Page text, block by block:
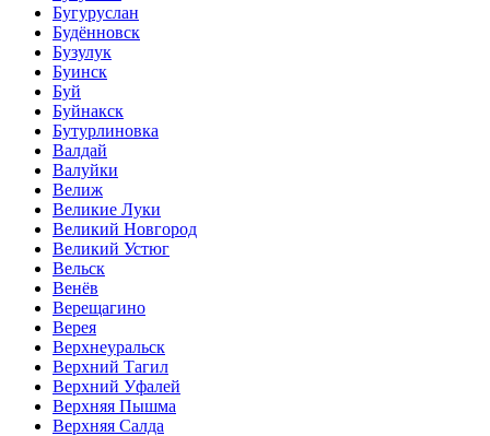
Бугуруслан
Будённовск
Бузулук
Буинск
Буй
Буйнакск
Бутурлиновка
Валдай
Валуйки
Велиж
Великие Луки
Великий Новгород
Великий Устюг
Вельск
Венёв
Верещагино
Верея
Верхнеуральск
Верхний Тагил
Верхний Уфалей
Верхняя Пышма
Верхняя Салда